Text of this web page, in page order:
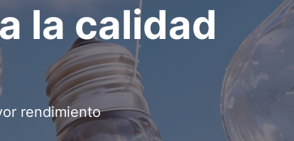
VDF lado red
VDF lado motor
la calidad
rendimiento